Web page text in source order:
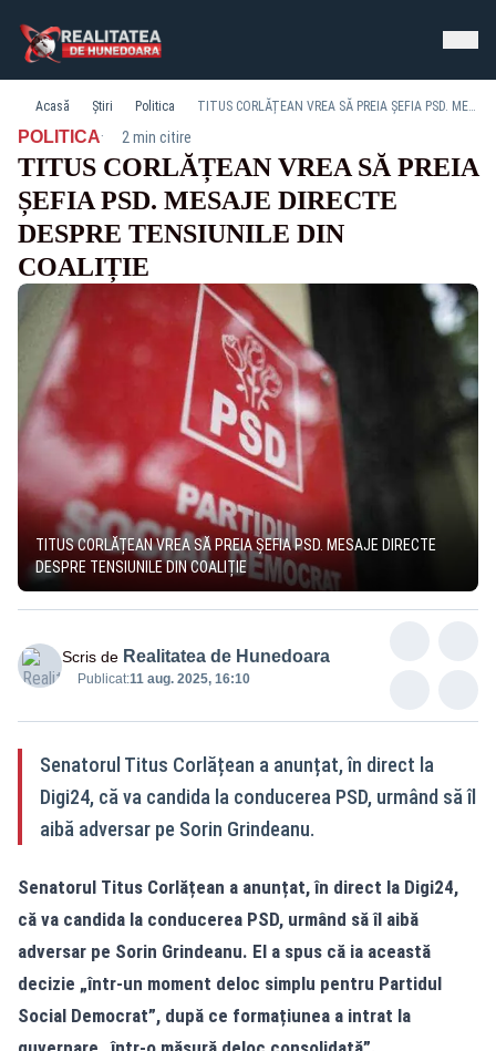
Acasă Știri Politica TITUS CORLĂȚEAN VREA SĂ PREIA ȘEFIA PSD. MESAJE DIRECTE DESPRE TENSIUNILE DIN COALIȚIE
POLITICA· 2 min citire
TITUS CORLĂȚEAN VREA SĂ PREIA
ȘEFIA PSD. MESAJE DIRECTE
DESPRE TENSIUNILE DIN
COALIȚIE
TITUS CORLĂȚEAN VREA SĂ PREIA ȘEFIA PSD. MESAJE DIRECTE
DESPRE TENSIUNILE DIN COALIȚIE
Scris de Realitatea de Hunedoara
Publicat:11 aug. 2025, 16:10
Senatorul Titus Corlățean a anunțat, în direct la
Digi24, că va candida la conducerea PSD, urmând să îl
aibă adversar pe Sorin Grindeanu.
Senatorul Titus Corlățean a anunțat, în direct la Digi24,
că va candida la conducerea PSD, urmând să îl aibă
adversar pe Sorin Grindeanu. El a spus că ia această
decizie „într-un moment deloc simplu pentru Partidul
Social Democrat”, după ce formațiunea a intrat la